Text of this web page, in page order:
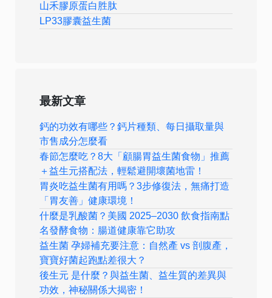
山禾膠原蛋白胜肽
LP33膠囊益生菌
最新文章
鈣的功效有哪些？鈣片種類、每日攝取量與
市售成分怎麼看
春節怎麼吃？8大「顧腸胃益生菌食物」推薦
＋益生元搭配法，輕鬆避開壞菌地雷！
胃炎吃益生菌有用嗎？3步修復法，無痛打造
「胃友善」健康環境！
什麼是乳酸菌？美國 2025–2030 飲食指南點
名發酵食物：腸道健康靠它助攻
益生菌 孕婦補充要注意：自然產 vs 剖腹產，
寶寶好菌起跑點差很大？
後生元 是什麼？與益生菌、益生質的差異與
功效，神秘關係大揭密！